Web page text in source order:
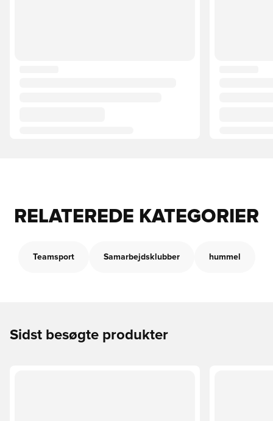
RELATEREDE KATEGORIER
Teamsport Samarbejdsklubber hummel
Sidst besøgte produkter